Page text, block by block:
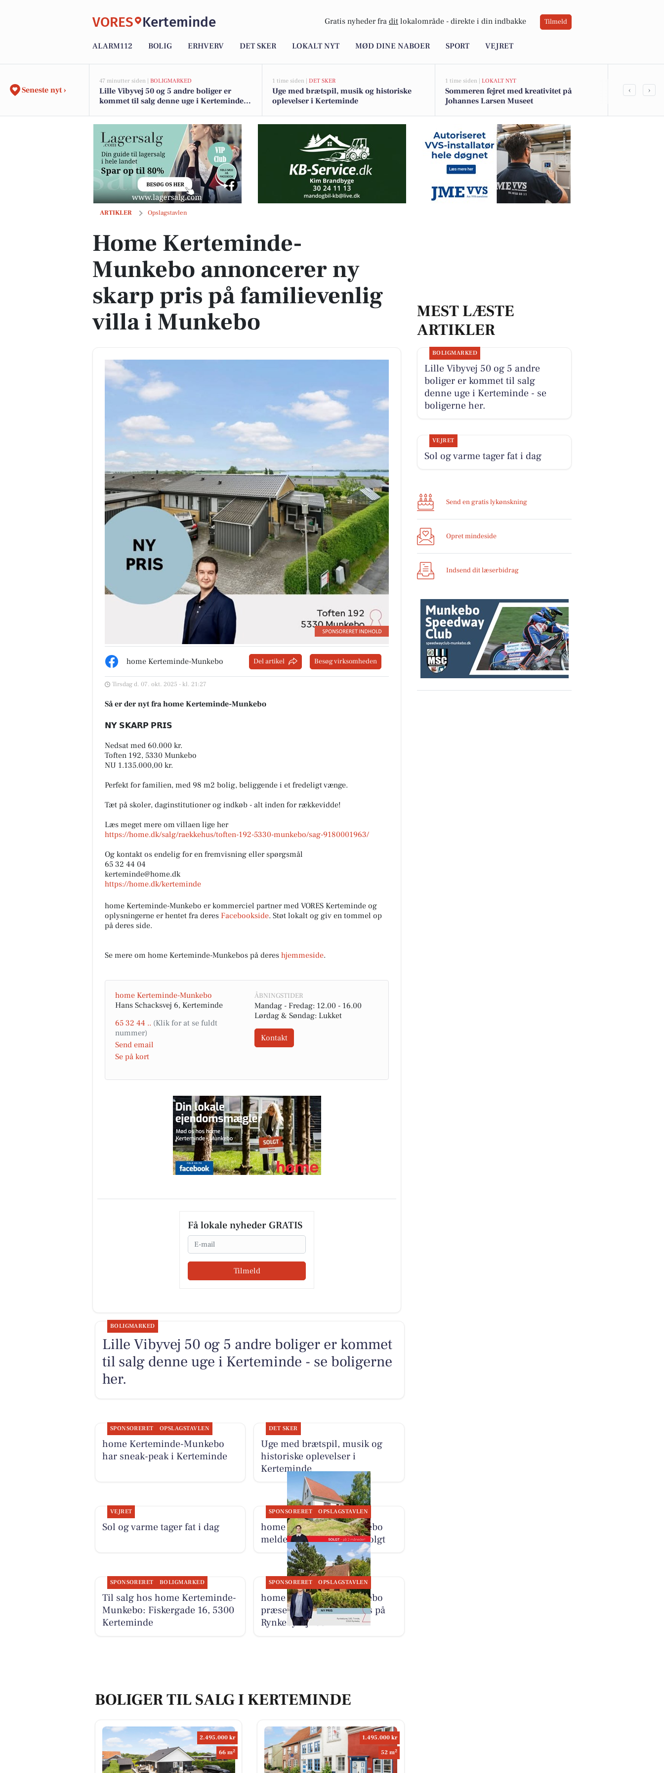
VORES Kerteminde Gratis nyheder fra dit lokalområde - direkte i din indbakke Tilmeld
ALARM112 BOLIG ERHVERV DET SKER LOKALT NYT MØD DINE NABOER SPORT VEJRET
Seneste nyt ›
47 minutter siden | BOLIGMARKED
Lille Vibyvej 50 og 5 andre boliger er
kommet til salg denne uge i Kerteminde -
1 time siden | DET SKER
Uge med brætspil, musik og historiske
oplevelser i Kerteminde
1 time siden | LOKALT NYT
Sommeren fejret med kreativitet på
Johannes Larsen Museet
Sol og
‹ ›
ARTIKLER Opslagstavlen
Home Kerteminde-Munkebo annoncerer ny skarp pris på familievenlig villa i Munkebo
Home Kerteminde-
Munkebo annoncerer ny
skarp pris på familievenlig
villa i Munkebo
home Kerteminde-Munkebo Del artikel Besøg virksomheden
Tirsdag d. 07. okt. 2025 - kl. 21:27
Så er der nyt fra home Kerteminde-Munkebo
𝗡𝗬 𝗦𝗞𝗔𝗥𝗣 𝗣𝗥𝗜𝗦
Nedsat med 60.000 kr.
Toften 192, 5330 Munkebo
NU 1.135.000,00 kr.
Perfekt for familien, med 98 m2 bolig, beliggende i et fredeligt vænge.
Tæt på skoler, daginstitutioner og indkøb - alt inden for rækkevidde!
Læs meget mere om villaen lige her
https://home.dk/salg/raekkehus/toften-192-5330-munkebo/sag-9180001963/
Og kontakt os endelig for en fremvisning eller spørgsmål
65 32 44 04
kerteminde@home.dk
https://home.dk/kerteminde
home Kerteminde-Munkebo er kommerciel partner med VORES Kerteminde og
oplysningerne er hentet fra deres Facebookside. Støt lokalt og giv en tommel op
på deres side.
Se mere om home Kerteminde-Munkebos på deres hjemmeside.
home Kerteminde-Munkebo
Hans Schacksvej 6, Kerteminde
65 32 44 ..
Send email
Se på kort
ÅBNINGSTIDER
Mandag - Fredag: 12.00 - 16.00
Lørdag & Søndag: Lukket
Kontakt
Få lokale nyheder GRATIS
Email
Tilmeld
MEST LÆSTE
ARTIKLER
BOLIGMARKED
Lille Vibyvej 50 og 5 andre
boliger er kommet til salg
denne uge i Kerteminde - se
boligerne her.
VEJRET
Sol og varme tager fat i dag
Send en gratis lykønskning
Opret mindeside
Indsend dit læserbidrag
BOLIGMARKED
Lille Vibyvej 50 og 5 andre boliger er kommet
til salg denne uge i Kerteminde - se boligerne
her.
SPONSORERET OPSLAGSTAVLEN
home Kerteminde-Munkebo
har sneak-peak i Kerteminde
DET SKER
Uge med brætspil, musik og
historiske oplevelser i
Kerteminde
VEJRET
Sol og varme tager fat i dag
SPONSORERET OPSLAGSTAVLEN
home Kerteminde-Munkebo
melder Marslev Byvej 6 solgt
SPONSORERET BOLIGMARKED
Til salg hos home Kerteminde-
Munkebo: Fiskergade 16, 5300
Kerteminde
SPONSORERET OPSLAGSTAVLEN
home Kerteminde-Munkebo
præsenterer ny skarp pris på
Rynkebyvej 185
BOLIGER TIL SALG I KERTEMINDE
2.495.000 kr
66 m2
1.495.000 kr
52 m2